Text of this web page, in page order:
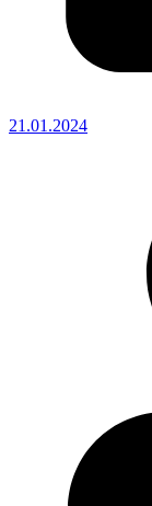
21.01.2024